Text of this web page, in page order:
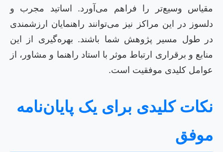
مقیاس وسیع‌تر را فراهم می‌آورد. اساتید مجرب و
دلسوز در این مراکز نیز می‌توانند راهنمایان ارزشمندی
در طول مسیر پژوهش شما باشند. بهره‌گیری از این
منابع و برقراری ارتباط موثر با استاد راهنما و مشاور، از
عوامل کلیدی موفقیت است.
نکات کلیدی برای یک پایان‌نامه
موفق